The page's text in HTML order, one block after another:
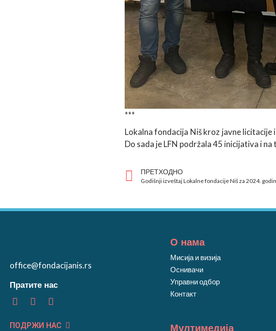
***
Lokalna fondacija Niš kroz javne licitacije
Do sada je LFN podržala 45 inicijativa i
ПРЕТХОДНО
Godišnji izveštaj Lokalne fondacije Niš za 2024.
office@fondacijanis.rs
Пратите нас
ПОДРЖИ НАС
О нама
Мисија и визија
Оснивачи
Управни одбор
Контакт
Мултимедија